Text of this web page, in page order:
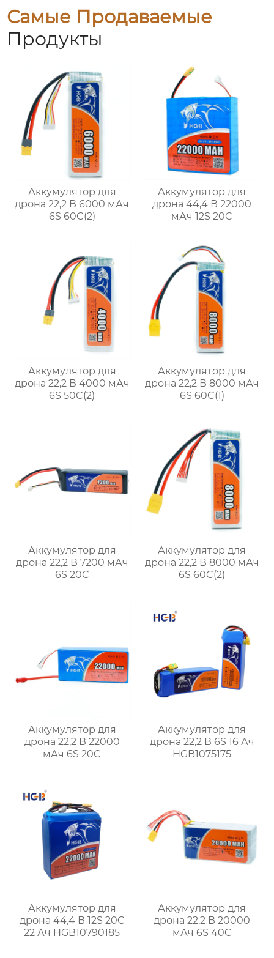
Самые Продаваемые
Продукты
Аккумулятор для
дрона 22,2 В 6000 мАч
6S 60C(2)
Аккумулятор для
дрона 44,4 В 22000
мАч 12S 20C
Аккумулятор для
дрона 22,2 В 4000 мАч
6S 50C(2)
Аккумулятор для
дрона 22,2 В 8000 мАч
6S 60C(1)
Аккумулятор для
дрона 22,2 В 7200 мАч
6S 20C
Аккумулятор для
дрона 22,2 В 8000 мАч
6S 60C(2)
Аккумулятор для
дрона 22,2 В 22000
мАч 6S 20C
Аккумулятор для
дрона 22,2 В 6S 16 Ач
HGB1075175
Аккумулятор для
дрона 44,4 В 12S 20C
22 Ач HGB10790185
Аккумулятор для
дрона 22,2 В 20000
мАч 6S 40C